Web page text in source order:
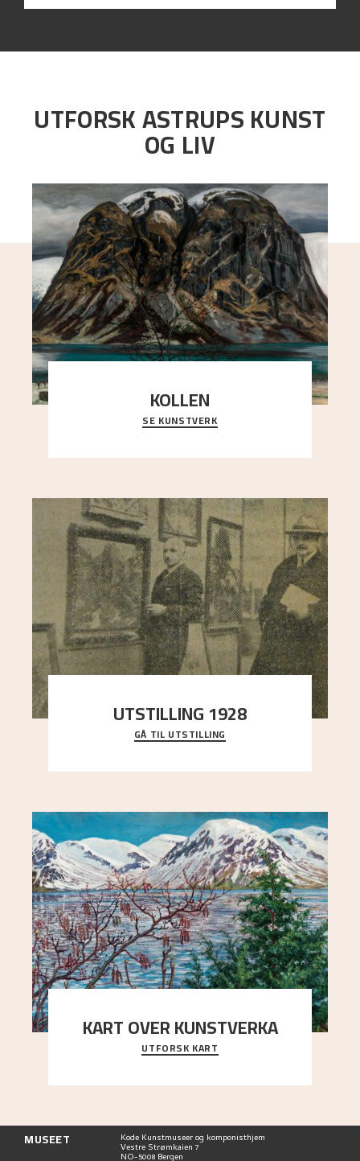
UTFORSK ASTRUPS KUNST
OG LIV
KOLLEN
Et ruvende fjell dominerer bildeflaten, og står i
sterk kontrast til det spinkle rognetreet ute
SE KUNSTVERK
UTSTILLING 1928
Då Astrup døydde i 1928, tok vennene Moritz
Kaland og Simon Thorbjørnsen initiativ til å
GÅ TIL UTSTILLING
KART OVER KUNSTVERKA
Utforsk stedene og utsiktene i Astrups malerier
UTFORSK KART
MUSEET Kode Kunstmuseer og komponisthjem
Vestre Strømkaien 7
NO-5008 Bergen